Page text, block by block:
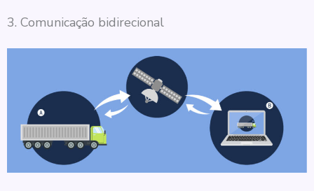
3. Comunicação bidirecional